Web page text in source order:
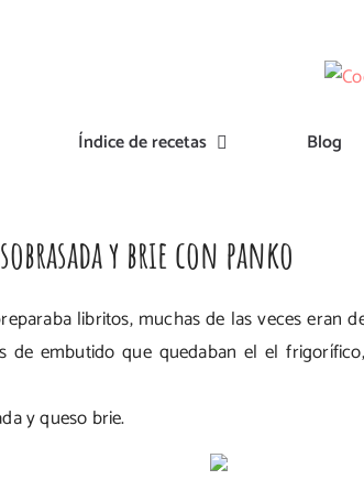
Índice de recetas Blog
y brie con panko
libritos, muchas de las veces eran
de embutido que quedaban el el
y queso brie.